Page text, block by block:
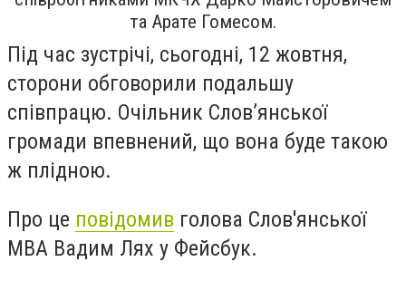
та Арате Гомесом.
Під час зустрічі, сьогодні, 12 жовтня,
сторони обговорили подальшу
співпрацю. Очільник Слов’янської
громади впевнений, що вона буде такою
ж плідною.
Про це повідомив голова Слов'янської
МВА Вадим Лях у Фейсбук.